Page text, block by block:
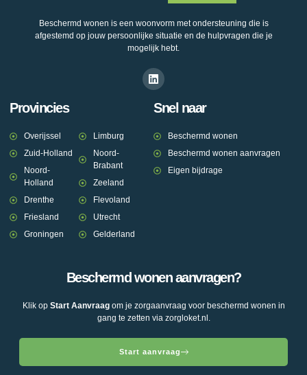
Beschermd wonen is een woonvorm met ondersteuning die is
afgestemd op jouw persoonlijke situatie en de hulpvragen die je
mogelijk hebt.
Provincies
Overijssel
Zuid-Holland
Noord-
Holland
Drenthe
Friesland
Groningen
Limburg
Noord-
Brabant
Zeeland
Flevoland
Utrecht
Gelderland
Snel naar
Beschermd wonen
Beschermd wonen aanvragen
Eigen bijdrage
Beschermd wonen aanvragen?
Klik op Start Aanvraagom je zorgaanvraag voor beschermd wonen in
gang te zetten via zorgloket.nl.
Start aanvraag